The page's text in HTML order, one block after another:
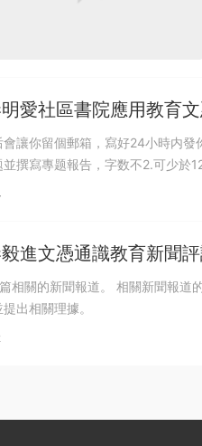
愛社區書院應用教育
箱，寫好24小時内發你郵箱 指引: 本評核估社區健康及護理服务的百分之15。每名學員需要選取
並撰寫專题報告，字数不2.可少於
進文憑通識教育新聞
報道的摘要。 （a）提出三個由上述社會事件引申的討論議題。（b）解釋你對上述討論議題的立
出相關理據。